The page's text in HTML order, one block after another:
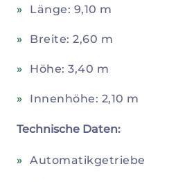
Länge: 9,10 m
Breite: 2,60 m
Höhe: 3,40 m
Innenhöhe: 2,10 m
Technische Daten:
Automatikgetriebe